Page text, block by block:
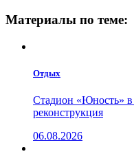
Материалы по теме:
Отдых
Стадион «Юность» в
реконструкция
06.08.2026